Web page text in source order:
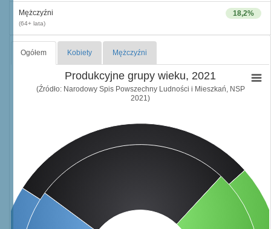
18,2%
Mężczyźni
(64+ lata)
Ogółem Kobiety Mężczyźni
Produkcyjne grupy wieku, 2021
(Źródło: Narodowy Spis Powszechny Ludności i Mieszkań, NSP
2021)